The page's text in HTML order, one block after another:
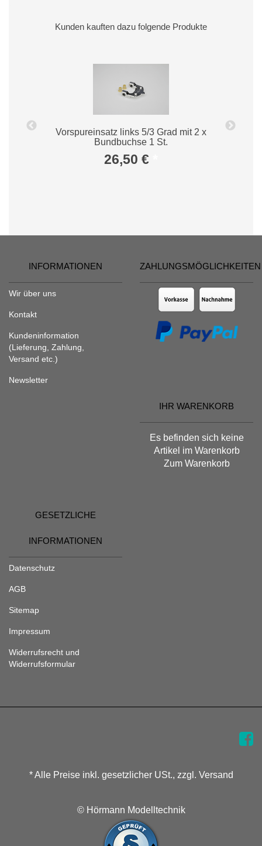
Kunden kauften dazu folgende Produkte
Vorspureinsatz links 5/3 Grad mit 2 x
Bundbuchse 1 St.
26,50 €
INFORMATIONEN
Wir über uns
Kontakt
Kundeninformation
(Lieferung, Zahlung,
Versand etc.)
Newsletter
ZAHLUNGSMÖGLICHKEITEN
IHR WARENKORB
Es befinden sich keine
Artikel im Warenkorb
Zum Warenkorb
GESETZLICHE
INFORMATIONEN
Datenschutz
AGB
Sitemap
Impressum
Widerrufsrecht und
Widerrufsformular
* Alle Preise inkl. gesetzlicher USt., zzgl. Versand
© Hörmann Modelltechnik